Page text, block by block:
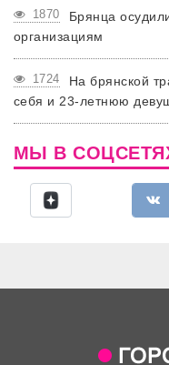
1870
Брянца
организациям
1724
На брянской
себя и 23-летнюю
МЫ В